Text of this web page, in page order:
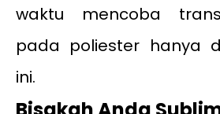
waktu mencoba
pada poliester hanya
ini.